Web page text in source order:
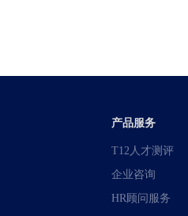
产品服务
T12人才测评
企业咨询
HR顾问服务